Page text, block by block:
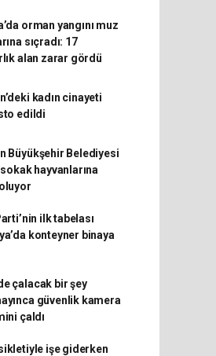
orman yangını muz
sıçradı: 17
alan zarar gördü
kadın cinayeti
edildi
Büyükşehir Belediyesi
hayvanlarına
ilk tabelası
konteyner binaya
çalacak bir şey
güvenlik kamera
çaldı
işe giderken